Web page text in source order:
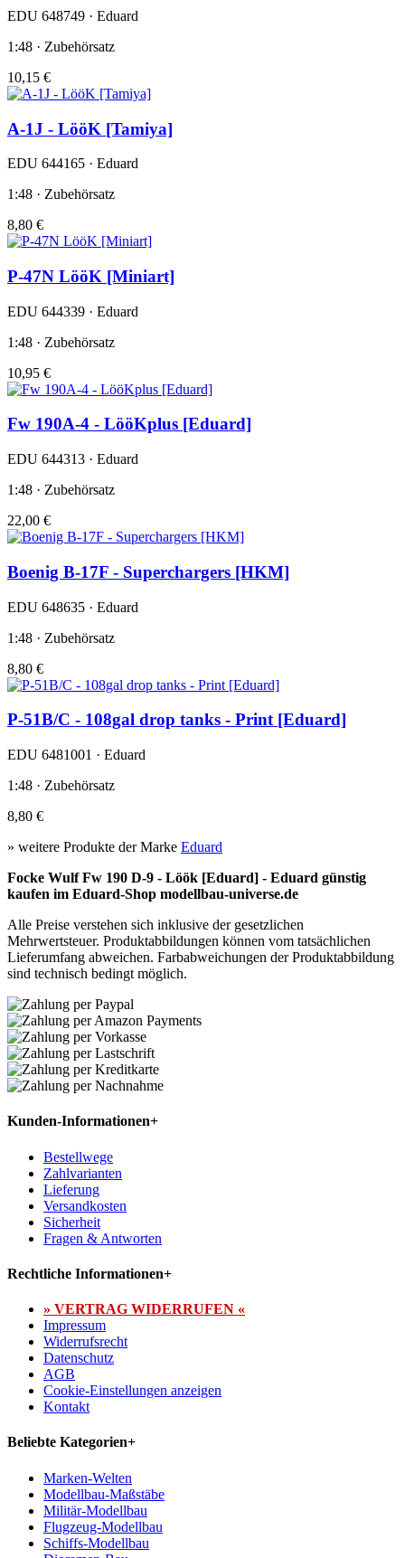
EDU 648749 · Eduard
1:48 · Zubehörsatz
10,15 €
A-1J - LööK [Tamiya]
EDU 644165 · Eduard
1:48 · Zubehörsatz
8,80 €
P-47N LööK [Miniart]
EDU 644339 · Eduard
1:48 · Zubehörsatz
10,95 €
Fw 190A-4 - LööKplus [Eduard]
EDU 644313 · Eduard
1:48 · Zubehörsatz
22,00 €
Boenig B-17F - Superchargers [HKM]
EDU 648635 · Eduard
1:48 · Zubehörsatz
8,80 €
P-51B/C - 108gal drop tanks - Print [Eduard]
EDU 6481001 · Eduard
1:48 · Zubehörsatz
8,80 €
» weitere Produkte der Marke Eduard
Focke Wulf Fw 190 D-9 - Löök [Eduard] - Eduard günstig
kaufen im Eduard-Shop modellbau-universe.de
Alle Preise verstehen sich inklusive der gesetzlichen
Mehrwertsteuer. Produktabbildungen können vom tatsächlichen
Lieferumfang abweichen. Farbabweichungen der Produktabbildung
sind technisch bedingt möglich.
Kunden-Informationen+
Bestellwege
Zahlvarianten
Lieferung
Versandkosten
Sicherheit
Fragen & Antworten
Rechtliche Informationen+
» VERTRAG WIDERRUFEN «
Impressum
Widerrufsrecht
Datenschutz
AGB
Cookie-Einstellungen anzeigen
Kontakt
Beliebte Kategorien+
Marken-Welten
Modellbau-Maßstäbe
Militär-Modellbau
Flugzeug-Modellbau
Schiffs-Modellbau